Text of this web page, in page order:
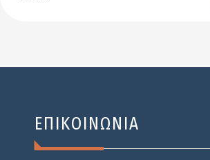
ΕΠΙΚΟΙΝΩΝΙΑ